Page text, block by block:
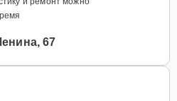
67